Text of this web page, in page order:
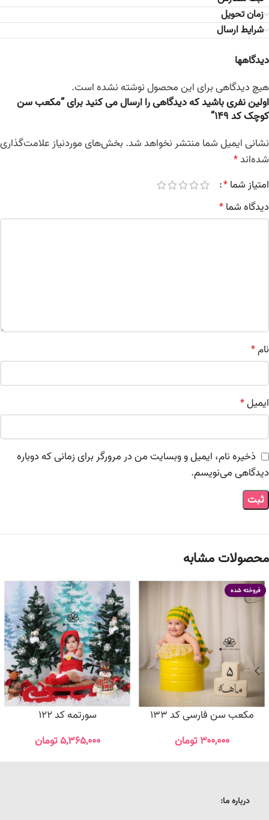
زمان تحویل
شرایط ارسال
دیدگاهها
هیچ دیدگاهی برای این محصول نوشته نشده است.
اولین نفری باشید که دیدگاهی را ارسال می کنید برای “مکعب سن
کوچک کد 149”
نشانی ایمیل شما منتشر نخواهد شد. بخش‌های موردنیاز علامت‌گذاری
شده‌اند*
امتیاز شما*
دیدگاه شما*
نام*
ایمیل*
ذخیره نام، ایمیل و وبسایت من در مرورگر برای زمانی که دوباره
دیدگاهی می‌نویسم.
محصولات مشابه
فروخته شده
مکعب سن فارسی کد 133
۳۰۰,۰۰۰ تومان
سورتمه کد 122
۵,۳۶۵,۰۰۰ تومان
درباره ما: